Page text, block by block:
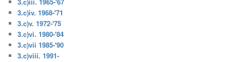
3.c)iv. 1968-'71
3.c)v. 1972-'75
3.c)vi. 1980-'84
3.c)vii 1985-'90
3.c)viii. 1991-